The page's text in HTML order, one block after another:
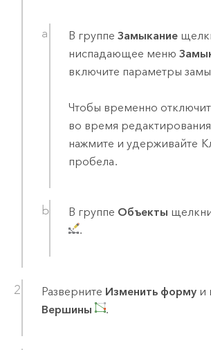
В группеЗамыкание
ниспадающее меню
включите параметры
Чтобы временно
во время
нажмите и удерживайте
пробела.
В группе Объекты
.
Разверните Изменить формуи
Вершины
.